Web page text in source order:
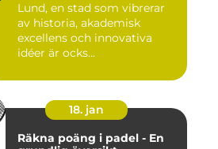
Lund, en stad som vibrerar
av historia, akademisk
excellens och innovativa
idéer är ocks...
18. jan
Räkna poäng i padel - En